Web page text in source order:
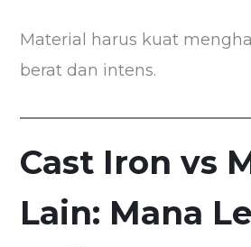
Material harus kuat
berat dan intens.
Cast Iron vs
Lain: Mana